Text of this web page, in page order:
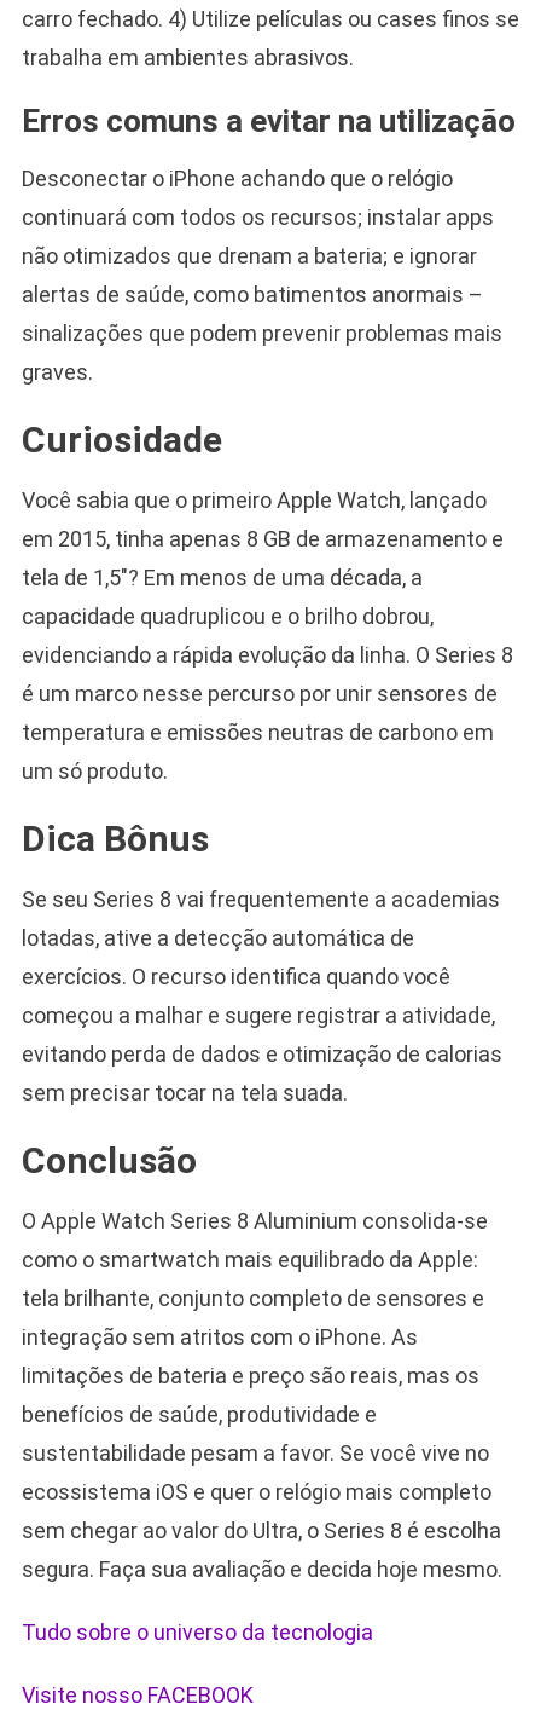
carro fechado. 4) Utilize películas ou cases finos se
trabalha em ambientes abrasivos.
Erros comuns a evitar na utilização
Desconectar o iPhone achando que o relógio
continuará com todos os recursos; instalar apps
não otimizados que drenam a bateria; e ignorar
alertas de saúde, como batimentos anormais –
sinalizações que podem prevenir problemas mais
graves.
Curiosidade
Você sabia que o primeiro Apple Watch, lançado
em 2015, tinha apenas 8 GB de armazenamento e
tela de 1,5″? Em menos de uma década, a
capacidade quadruplicou e o brilho dobrou,
evidenciando a rápida evolução da linha. O Series 8
é um marco nesse percurso por unir sensores de
temperatura e emissões neutras de carbono em
um só produto.
Dica Bônus
Se seu Series 8 vai frequentemente a academias
lotadas, ative a detecção automática de
exercícios. O recurso identifica quando você
começou a malhar e sugere registrar a atividade,
evitando perda de dados e otimização de calorias
sem precisar tocar na tela suada.
Conclusão
O Apple Watch Series 8 Aluminium consolida-se
como o smartwatch mais equilibrado da Apple:
tela brilhante, conjunto completo de sensores e
integração sem atritos com o iPhone. As
limitações de bateria e preço são reais, mas os
benefícios de saúde, produtividade e
sustentabilidade pesam a favor. Se você vive no
ecossistema iOS e quer o relógio mais completo
sem chegar ao valor do Ultra, o Series 8 é escolha
segura. Faça sua avaliação e decida hoje mesmo.
Tudo sobre o universo da tecnologia
Visite nosso FACEBOOK